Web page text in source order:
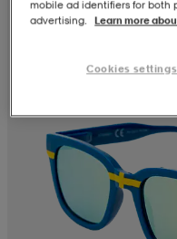
mobile ad identifiers for both
advertising.
Learn more
Cookies settings